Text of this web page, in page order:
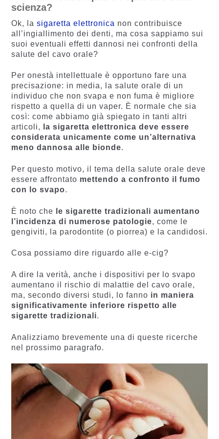
scienza?
Ok, la sigaretta elettronica non contribuisce
all’ingiallimento dei denti, ma cosa sappiamo sui
suoi eventuali effetti dannosi nei confronti della
salute del cavo orale?
Per onestà intellettuale è opportuno fare una
precisazione: in media, la salute orale di un
individuo che non svapa e non fuma è migliore
rispetto a quella di un vaper. È normale che sia
così: come abbiamo già spiegato in tanti altri
articoli,
la sigaretta elettronica deve essere
considerata unicamente come un’alternativa
meno dannosa alle bionde.
Per questo motivo, il tema della salute orale deve
essere affrontato mettendo a confronto il fumo
con lo svapo.
È noto che
le sigarette tradizionali aumentano
l’incidenza di numerose patologie, come le
gengiviti, la parodontite (o piorrea) e la candidosi.
Cosa possiamo dire riguardo alle e-cig?
A dire la verità, anche i dispositivi per lo svapo
aumentano il rischio di malattie del cavo orale,
ma, secondo diversi studi, lo fanno in maniera
significativamente inferiore rispetto alle
sigarette tradizionali.
Analizziamo brevemente una di queste ricerche
nel prossimo paragrafo.